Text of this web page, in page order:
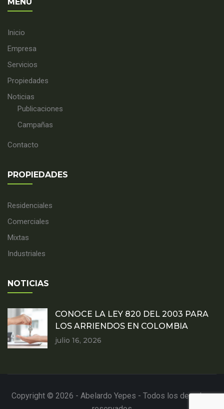
Inicio
Empresa
Servicios
Propiedades
Noticias
Publicaciones
Campañas
Contacto
PROPIEDADES
Residenciales
Comerciales
Mixtas
Industriales
NOTICIAS
CONOCE LA LEY 820 DEL 2003 PARA
LOS ARRIENDOS EN COLOMBIA
julio 16, 2026
Copyright © 2026 - Abelardo Yepes - Todos los derechos